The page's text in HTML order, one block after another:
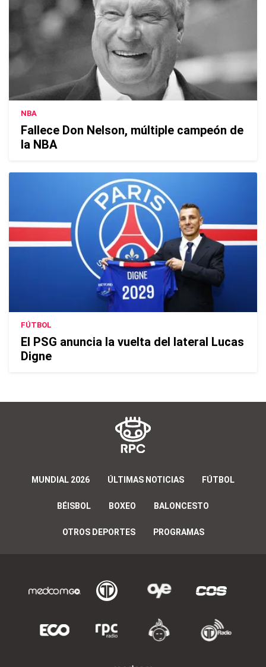
NBA
Fallece Don Nelson, múltiple campeón de
la NBA
FÚTBOL
El PSG anuncia la vuelta del lateral Lucas
Digne
MUNDIAL 2026 ÚLTIMAS NOTICIAS FÚTBOL
BÉISBOL BOXEO BALONCESTO
OTROS DEPORTES PROGRAMAS